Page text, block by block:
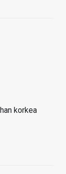
korkea